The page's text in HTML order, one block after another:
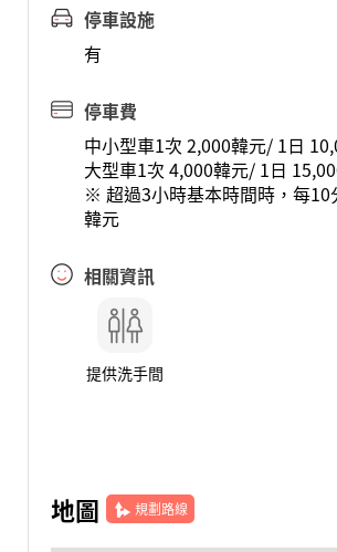
停車設施
有
停車費
中小型車1次 2,000韓元/ 1日
大型車1次 4,000韓元/ 1日
※ 超過3小時基本時間時，每10
韓元
相關資訊
提供洗手間
地圖 規劃路線